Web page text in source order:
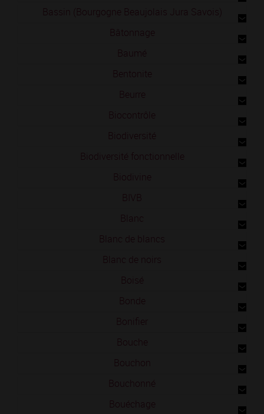
Bassin (Bourgogne Beaujolais Jura Savois)
Bâtonnage
Baumé
Bentonite
Beurre
Biocontrôle
Biodiversité
Biodiversité fonctionnelle
Biodivine
BIVB
Blanc
Blanc de blancs
Blanc de noirs
Boisé
Bonde
Bonifier
Bouche
Bouchon
Bouchonné
Bouéchage